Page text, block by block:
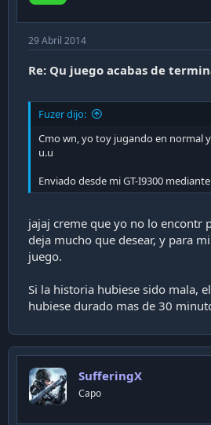
29 Abril 2014
Re: Qu juego acabas de
Fuzer dijo:
Cmo wn, yo toy jugando en normal
u.u
Enviado desde mi GT-I9300
jajaj creme que yo no lo encontr
deja mucho que desear, y para
juego.
Si la historia hubiese sido mala,
hubiese durado mas de 30
SufferingX
Capo